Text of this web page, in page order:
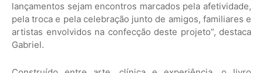
lançamentos sejam encontros marcados pela afetividade,
pela troca e pela celebração junto de amigos, familiares e
artistas envolvidos na confecção deste projeto”, destaca
Gabriel.